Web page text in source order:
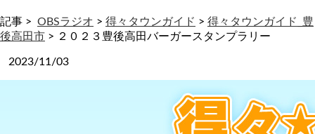
記事 > OBSラジオ > 得々タウンガイド > 得々タウンガイド_豊
後高田市 > ２０２３豊後高田バーガースタンプラリー
2023/11/03